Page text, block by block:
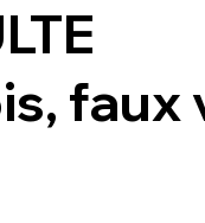
faux